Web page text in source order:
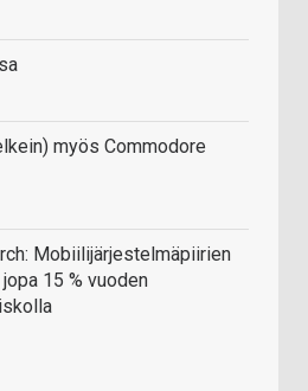
myös Commodore
Mobiilijärjestelmäpiirien
15 % vuoden